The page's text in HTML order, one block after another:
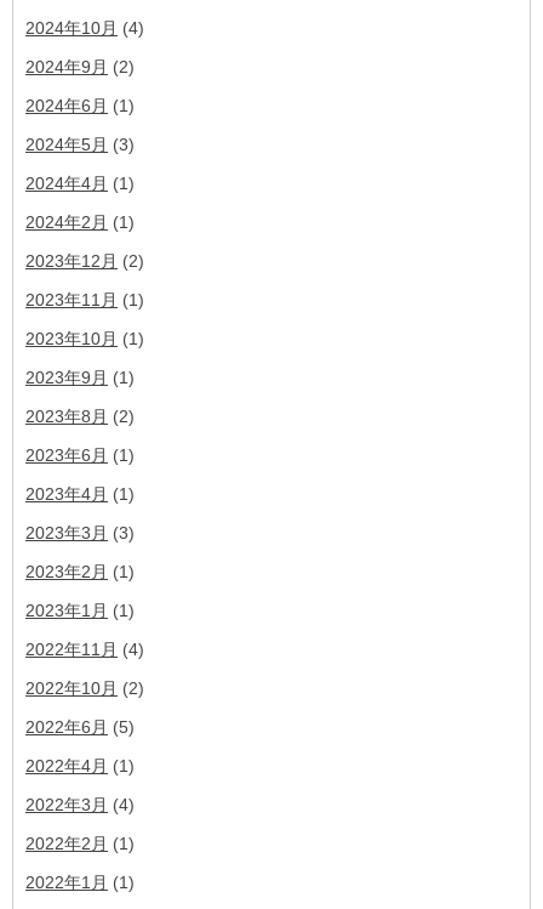
2024年10月 (4)
2024年9月 (2)
2024年6月 (1)
2024年5月 (3)
2024年4月 (1)
2024年2月 (1)
2023年12月 (2)
2023年11月 (1)
2023年10月 (1)
2023年9月 (1)
2023年8月 (2)
2023年6月 (1)
2023年4月 (1)
2023年3月 (3)
2023年2月 (1)
2023年1月 (1)
2022年11月 (4)
2022年10月 (2)
2022年6月 (5)
2022年4月 (1)
2022年3月 (4)
2022年2月 (1)
2022年1月 (1)